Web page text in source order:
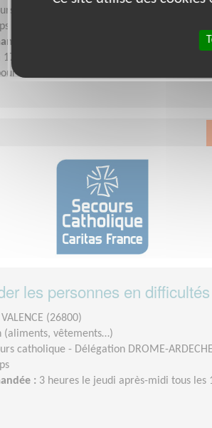
catholique - Délégation DROME-ARDECHE
:
Accueil le mardi et vendredi de 9h00
mercredi sur RDV de 14h à 15h
enfants mercredi 15h-17h
les personnes en difficultés
VALENCE (26800)
(aliments, vêtements…)
catholique - Délégation DROME-ARDECHE
: 3 heures le jeudi après-midi tous les